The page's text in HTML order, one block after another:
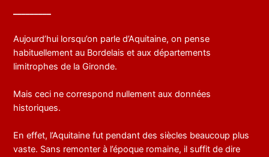
Aujourd’hui lorsqu’on parle d’Aquitaine, on pense
habituellement au Bordelais et aux départements
limitrophes de la Gironde.
Mais ceci ne correspond nullement aux données
historiques.
En effet, l’Aquitaine fut pendant des siècles beaucoup plus
vaste. Sans remonter à l’époque romaine, il suffit de dire